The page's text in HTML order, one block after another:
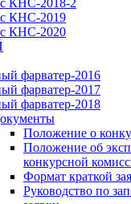
КНС-2018-2
КНС-2019
КНС-2020
фарватер-2016
фарватер-2017
фарватер-2018
Положение о
Положение об
конкурсной
Формат краткой
Руководство по